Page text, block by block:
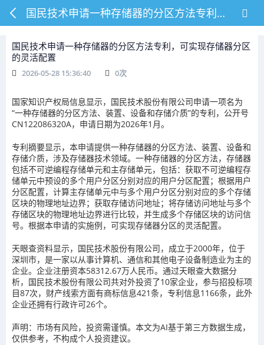
国民技术申请一种存储器的分区方法专利，可实现存储器分区的灵活配置
国民技术申请一种存储器的分区方法专利，可实现存储器分区
的灵活配置
2026-05-28 15:36:40 0次
国家知识产权局信息显示，国民技术股份有限公司申请一项名为
“一种存储器的分区方法、装置、设备和存储介质”的专利，公开号
CN122086320A，申请日期为2026年1月。
专利摘要显示，本申请提供一种存储器的分区方法、装置、设备和
存储介质，涉及存储器技术领域。一种存储器的分区方法，存储器
包括不可逆编程存储单元和主存储单元，包括：获取不可逆编程存
储单元中预设的多个用户分区分别对应的用户分区配置；根据用户
分区配置，计算主存储单元中与多个用户分区分别对应的多个存储
区块的物理地址边界；获取存储访问地址；将存储访问地址与多个
存储区块的物理地址边界进行比较，并生成多个存储区块的访问信
号。根据本申请的实施例，可实现存储器分区的灵活配置。
天眼查资料显示，国民技术股份有限公司，成立于2000年，位于
深圳市，是一家以从事计算机、通信和其他电子设备制造业为主的
企业。企业注册资本58312.67万人民币。通过天眼查大数据分
析，国民技术股份有限公司共对外投资了10家企业，参与招投标项
目87次，财产线索方面有商标信息421条，专利信息1166条，此外
企业还拥有行政许可26个。
声明：市场有风险，投资需谨慎。本文为AI基于第三方数据生成，
仅供参考，不构成个人投资建议。